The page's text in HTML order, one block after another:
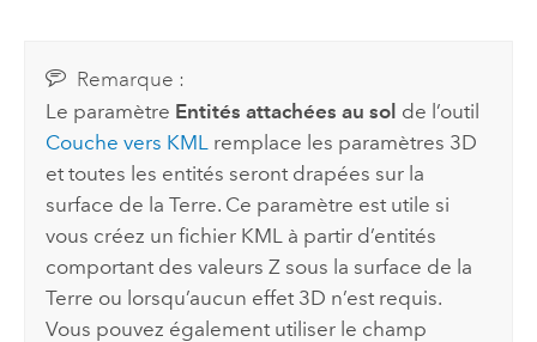
Remarque :
Le paramètre Entités attachées au sol de l’outil
Couche vers KML remplace les paramètres 3D
et toutes les entités seront drapées sur la
surface de la Terre. Ce paramètre est utile si
vous créez un fichier KML à partir d’entités
comportant des valeurs Z sous la surface de la
Terre ou lorsqu’aucun effet 3D n’est requis.
Vous pouvez également utiliser le champ